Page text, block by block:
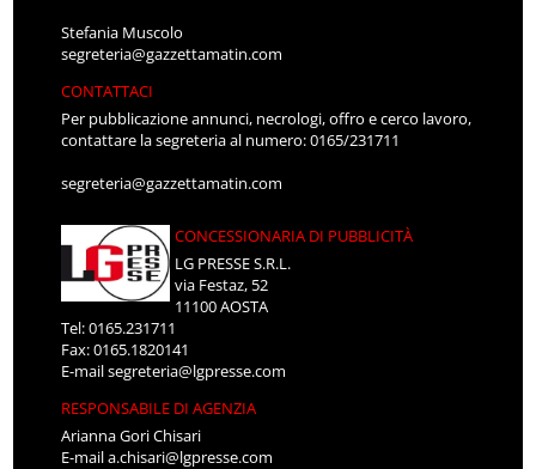
Stefania Muscolo
segreteria@gazzettamatin.com
CONTATTACI
Per pubblicazione annunci, necrologi, offro e cerco lavoro,
contattare la segreteria al numero: 0165/231711
segreteria@gazzettamatin.com
CONCESSIONARIA DI PUBBLICITÀ
LG PRESSE S.R.L.
via Festaz, 52
11100 AOSTA
Tel: 0165.231711
Fax: 0165.1820141
E-mailsegreteria@lgpresse.com
RESPONSABILE DI AGENZIA
Arianna Gori Chisari
E-maila.chisari@lgpresse.com